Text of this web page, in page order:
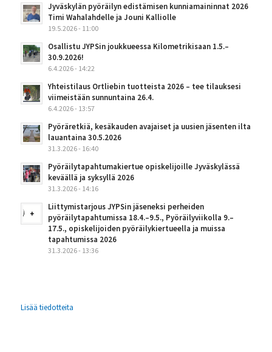
Jyväskylän pyöräilyn edistämisen kunniamaininnat 2026
Timi Wahalahdelle ja Jouni Kalliolle
19.5.2026 - 11:00
Osallistu JYPSin joukkueessa Kilometrikisaan 1.5.–
30.9.2026!
6.4.2026 - 14:22
Yhteistilaus Ortliebin tuotteista 2026 – tee tilauksesi
viimeistään sunnuntaina 26.4.
6.4.2026 - 13:57
Pyöräretkiä, kesäkauden avajaiset ja uusien jäsenten ilta
lauantaina 30.5.2026
31.3.2026 - 16:40
Pyöräilytapahtumakiertue opiskelijoille Jyväskylässä
keväällä ja syksyllä 2026
31.3.2026 - 14:16
Liittymistarjous JYPSin jäseneksi perheiden
pyöräilytapahtumissa 18.4.–9.5., Pyöräilyviikolla 9.–
17.5., opiskelijoiden pyöräilykiertueella ja muissa
tapahtumissa 2026
31.3.2026 - 13:36
Lisää tiedotteita